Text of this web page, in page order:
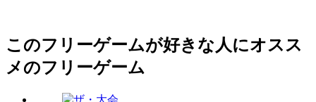
このフリーゲームが好きな人にオスス
メのフリーゲーム